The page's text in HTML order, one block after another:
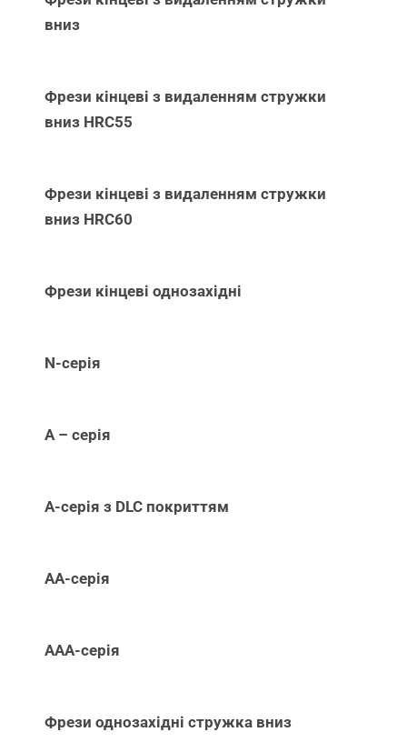
вниз
Фрези кінцеві з видаленням стружки
вниз НRC55
Фрези кінцеві з видаленням стружки
вниз НRC60
Фрези кінцеві однозахідні
N-серія
А – серія
А-серія з DLC покриттям
АА-серія
ААА-серія
Фрези однозахідні стружка вниз